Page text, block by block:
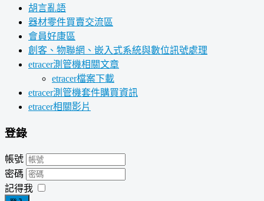
胡言亂語
器材零件買賣交流區
會員好康區
創客、物聯網、嵌入式系統與數位訊號處理
etracer測管機相關文章
etracer檔案下載
etracer測管機套件購買資訊
etracer相關影片
登錄
帳號
密碼
記得我